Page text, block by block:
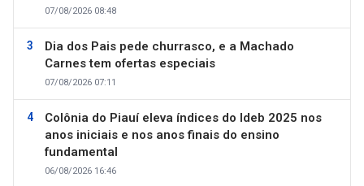
07/08/2026 08:48
Dia dos Pais pede churrasco, e a Machado
Carnes tem ofertas especiais
07/08/2026 07:11
Colônia do Piauí eleva índices do Ideb 2025 nos
anos iniciais e nos anos finais do ensino
fundamental
06/08/2026 16:46